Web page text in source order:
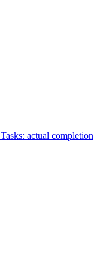
Tasks: actual completion